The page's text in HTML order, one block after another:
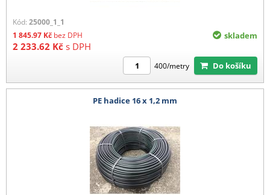
Kód: 25000_1_1
1 845.97 Kč bez DPH
2 233.62 Kč s DPH
skladem
400/metry Do košíku
PE hadice 16 x 1,2 mm